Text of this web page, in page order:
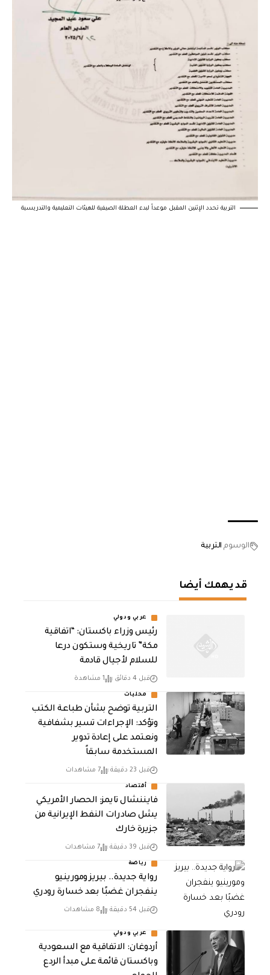
‏التربية تحدد الإثنين المقبل موعداً لبدء العطلة الصيفية للهيئات التعليمية والتدريسية‬
الوسوم التربية
قد يهمك أيضا
عربي ودولي
رئيس وزراء باكستان: “اتفاقية
مكة” تاريخية وستكون درعا
للسلام لأجيال قادمة
قبل 4 دقائق 1 مشاهدة
محليات
التربية توضح بشأن طباعة الكتب
وتؤكد: الإجراءات تسير بشفافية
ونعتمد على إعادة تدوير
المستخدمة سابقاً
قبل 23 دقيقة 7 مشاهدات
أقتصاد
فايننشال تايمز: الحصار الأمريكي
يشل صادرات النفط الإيرانية من
جزيرة خارك
قبل 39 دقيقة 7 مشاهدات
رياضة
رواية جديدة.. بيريز ومورينيو
ينفجران غضبًا بعد خسارة رودري
قبل 54 دقيقة 8 مشاهدات
عربي ودولي
أردوغان: الاتفاقية مع السعودية
وباكستان قائمة على مبدأ الردع